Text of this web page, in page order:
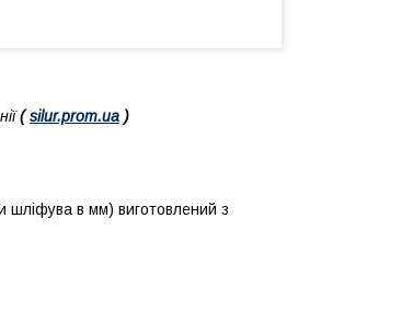
(silur.prom.ua )
шліфува в мм) виготовлений з